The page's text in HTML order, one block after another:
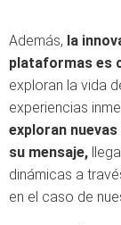
Además, la
plataformas es
exploran la vida
experiencias
exploran
su mensaje,
dinámicas a
en el caso de